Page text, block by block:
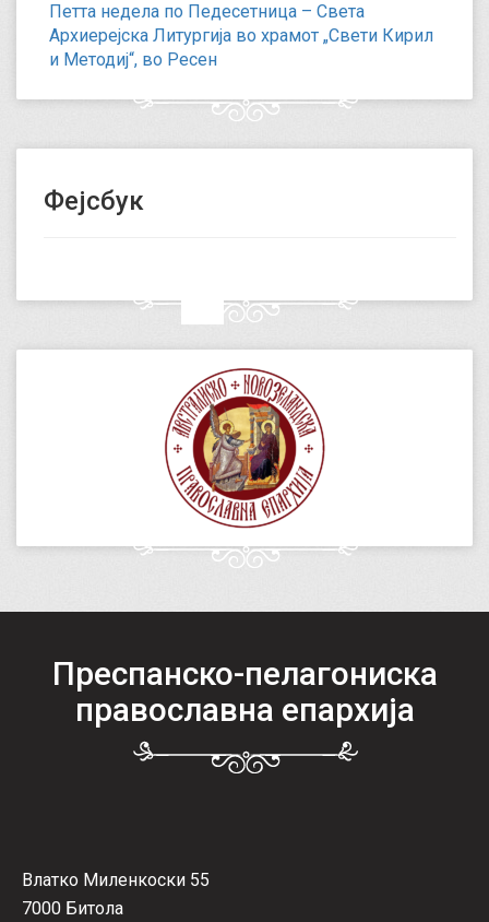
Петта недела по Педесетница – Света
Архиерејска Литургија во храмот „Свети Кирил
и Методиј“, во Ресен
Фејсбук
Преспанско-пелагониска
православна епархија
Влатко Миленкоски 55
7000 Битола